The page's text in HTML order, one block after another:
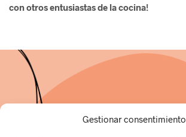
Gestionar consentimiento
con otros entusiastas de la cocina!